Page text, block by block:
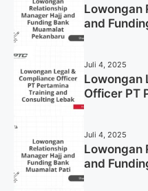
Lowongan
and
Juli 4, 2025
Lowongan
Officer PT
Juli 4, 2025
Lowongan
and